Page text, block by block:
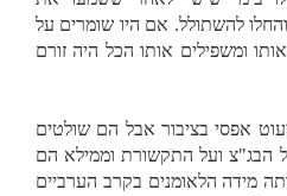
להשתולל. אם היו שומרים על
ומשפילים אותו הכל היה זורם
אפסי בציבור אבל הם שולטים
הבג"צ ועל התקשורת וממילא הם
מידה הלאומנים בקרב הערביים